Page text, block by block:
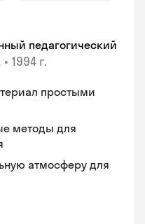
педагогический
• 1994 г.
простыми
методы для
атмосферу для